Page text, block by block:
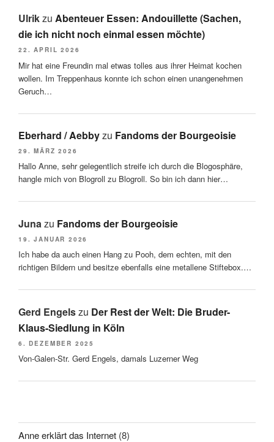
Ulrikzu Abenteuer Essen: Andouillette (Sachen,
die ich nicht noch einmal essen möchte)
22. APRIL 2026
Mir hat eine Freundin mal etwas tolles aus ihrer Heimat kochen
wollen. Im Treppenhaus konnte ich schon einen unangenehmen
Geruch…
Eberhard / Aebbyzu Fandoms der Bourgeoisie
29. MÄRZ 2026
Hallo Anne, sehr gelegentlich streife ich durch die Blogosphäre,
hangle mich von Blogroll zu Blogroll. So bin ich dann hier…
Junazu Fandoms der Bourgeoisie
19. JANUAR 2026
Ich habe da auch einen Hang zu Pooh, dem echten, mit den
richtigen Bildern und besitze ebenfalls eine metallene Stiftebox.…
Gerd Engelszu Der Rest der Welt: Die Bruder-
Klaus-Siedlung in Köln
6. DEZEMBER 2025
Von-Galen-Str. Gerd Engels, damals Luzerner Weg
Anne erklärt das Internet (8)